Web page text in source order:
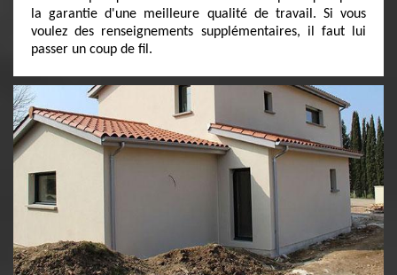
la garantie d'une meilleure qualité de travail. Si vous
voulez des renseignements supplémentaires, il faut lui
passer un coup de fil.